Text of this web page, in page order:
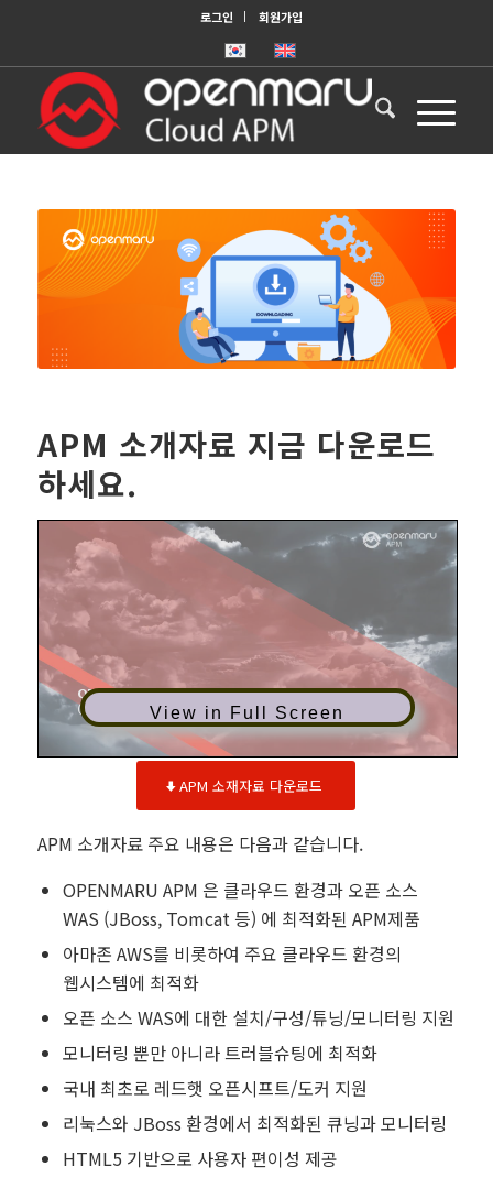
로그인 회원가입
APM 소개자료 지금 다운로드
하세요.
View in Full Screen
APM 소재자료 다운로드
APM 소개자료 주요 내용은 다음과 같습니다.
OPENMARU APM 은 클라우드 환경과 오픈 소스
WAS (JBoss, Tomcat 등) 에 최적화된 APM제품
아마존 AWS를 비롯하여 주요 클라우드 환경의
웹시스템에 최적화
오픈 소스 WAS에 대한 설치/구성/튜닝/모니터링 지원
모니터링 뿐만 아니라 트러블슈팅에 최적화
국내 최초로 레드햇 오픈시프트/도커 지원
리눅스와 JBoss 환경에서 최적화된 큐닝과 모니터링
HTML5 기반으로 사용자 편이성 제공